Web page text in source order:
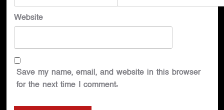
Website
Save my name, email, and website in this browser
for the next time I comment.